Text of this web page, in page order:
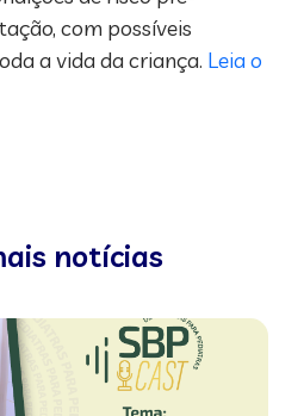
com possíveis
a vida da criança. Leia o
notícias